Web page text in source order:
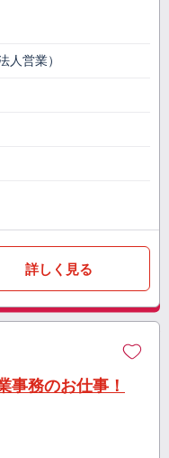
人営業）
詳しく見る
事務のお仕事！